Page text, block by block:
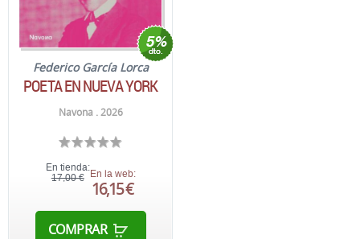
Federico García Lorca
POETA EN NUEVA YORK
Navona . 2026
En tienda:
17,00 € En la web:
16,15 €
COMPRAR